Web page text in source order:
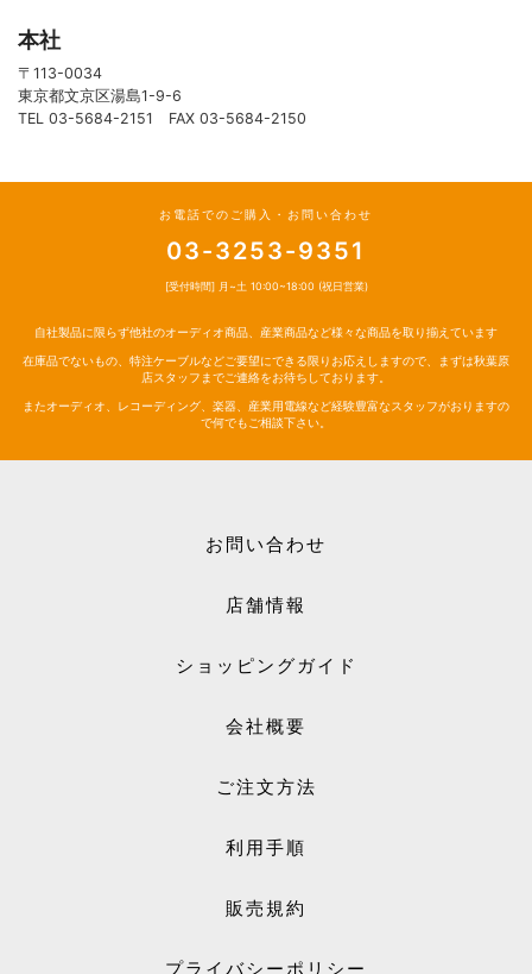
本社
〒113-0034
東京都文京区湯島1-9-6
TEL 03-5684-2151 FAX 03-5684-2150
お電話でのご購入・お問い合わせ
03-3253-9351
[受付時間] 月~土 10:00~18:00 (祝日営業)
自社製品に限らず他社のオーディオ商品、産業商品など様々な商品を取り揃えています
在庫品でないもの、特注ケーブルなどご要望にできる限りお応えしますので、まずは秋葉原
店スタッフまでご連絡をお待ちしております。
またオーディオ、レコーディング、楽器、産業用電線など経験豊富なスタッフがおりますの
で何でもご相談下さい。
お問い合わせ
店舗情報
ショッピングガイド
会社概要
ご注文方法
利用手順
販売規約
プライバシーポリシー